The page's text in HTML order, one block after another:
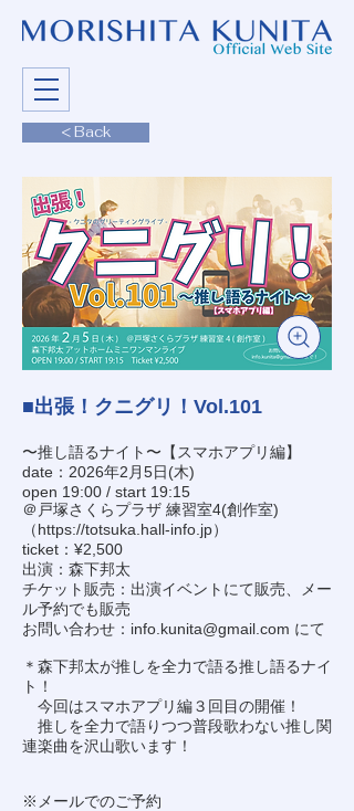
< Back
■出張！クニグリ！Vol.101
〜推し語るナイト〜【スマホアプリ編】
date：2026年2月5日(木)
open 19:00 / start 19:15
＠戸塚さくらプラザ 練習室4(創作室)
（https://totsuka.hall-info.jp）
ticket：¥2,500
出演：森下邦太
チケット販売：出演イベントにて販売、メー
ル予約でも販売
お問い合わせ： info.kunita@gmail.com にて
＊森下邦太が推しを全力で語る推し語るナイ
ト！
今回はスマホアプリ編３回目の開催！
推しを全力で語りつつ普段歌わない推し関
連楽曲を沢山歌います！
※メールでのご予約